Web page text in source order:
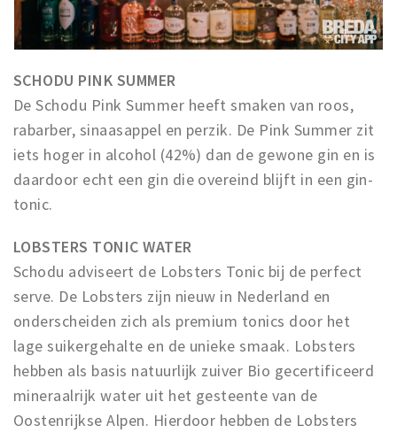
SCHODU PINK SUMMER
De Schodu Pink Summer heeft smaken van roos,
rabarber, sinaasappel en perzik. De Pink Summer zit
iets hoger in alcohol (42%) dan de gewone gin en is
daardoor echt een gin die overeind blijft in een gin-
tonic.
LOBSTERS TONIC WATER
Schodu adviseert de Lobsters Tonic bij de perfect
serve. De Lobsters zijn nieuw in Nederland en
onderscheiden zich als premium tonics door het
lage suikergehalte en de unieke smaak. Lobsters
hebben als basis natuurlijk zuiver Bio gecertificeerd
mineraalrijk water uit het gesteente van de
Oostenrijkse Alpen. Hierdoor hebben de Lobsters